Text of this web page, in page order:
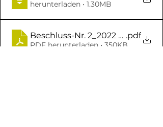
herunterladen • 1.30MB
Beschluss-Nr. 2_2022 VVS,
.pdf
PDF herunterladen • 350KB